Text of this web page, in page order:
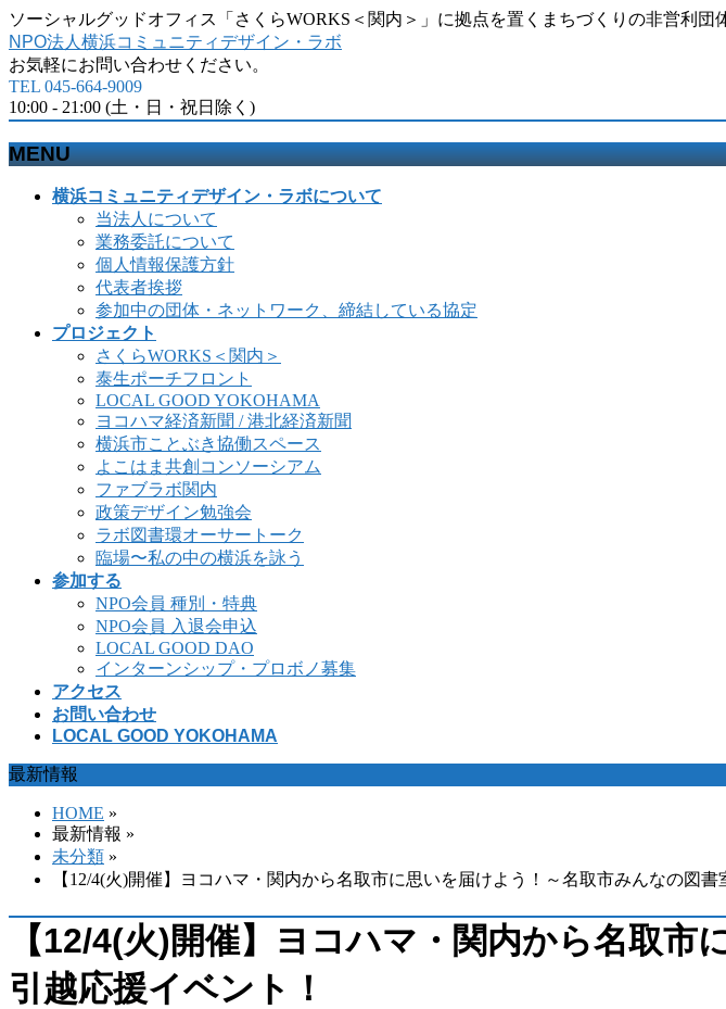
ソーシャルグッドオフィス「さくらWORKS＜関内＞」に拠点を置くまちづくりの非営利団
NPO法人横浜コミュニティデザイン・ラボ
お気軽にお問い合わせください。
TEL 045-664-9009
10:00 - 21:00 (土・日・祝日除く)
MENU
横浜コミュニティデザイン・ラボについて
当法人について
業務委託について
個人情報保護方針
代表者挨拶
参加中の団体・ネットワーク、締結している協定
プロジェクト
さくらWORKS＜関内＞
泰生ポーチフロント
LOCAL GOOD YOKOHAMA
ヨコハマ経済新聞 / 港北経済新聞
横浜市ことぶき協働スペース
よこはま共創コンソーシアム
ファブラボ関内
政策デザイン勉強会
ラボ図書環オーサートーク
臨場〜私の中の横浜を詠う
参加する
NPO会員 種別・特典
NPO会員 入退会申込
LOCAL GOOD DAO
インターンシップ・プロボノ募集
アクセス
お問い合わせ
LOCAL GOOD YOKOHAMA
最新情報
HOME »
最新情報 »
未分類 »
【12/4(火)開催】ヨコハマ・関内から名取市に思いを届けよう！～名取市みんなの図書
【12/4(火)開催】ヨコハマ・関内から名取市
引越応援イベント！